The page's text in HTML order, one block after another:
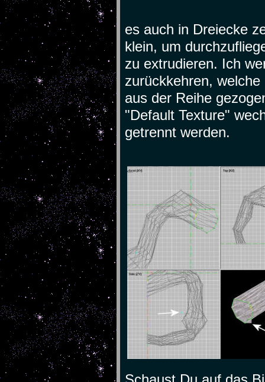
es auch in Dreiecke
klein, um
zu extrudieren. Ich
zurückkehren,
aus der Reihe
"Default Texture"
getrennt werden.